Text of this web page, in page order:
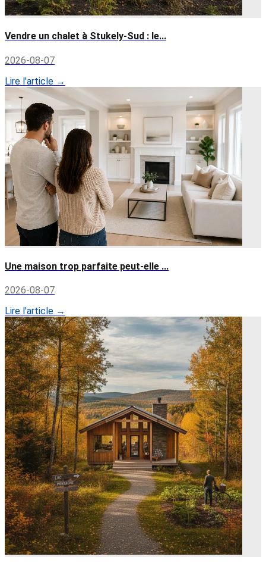
Vendre un chalet à Stukely-Sud : le...
2026-08-07
Lire l'article →
Une maison trop parfaite peut-elle ...
2026-08-07
Lire l'article →